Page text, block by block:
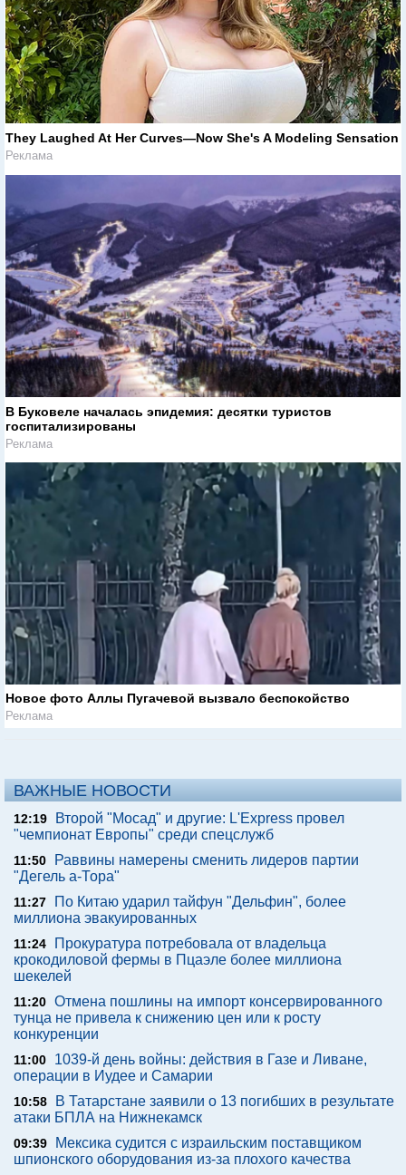
They Laughed At Her Curves—Now She's A Modeling Sensation
Реклама
В Буковеле началась эпидемия: десятки туристов
госпитализированы
Реклама
Новое фото Аллы Пугачевой вызвало беспокойство
Реклама
ВАЖНЫЕ НОВОСТИ
12:19
Второй "Мосад" и другие: L'Express провел
"чемпионат Европы" среди спецслужб
11:50
Раввины намерены сменить лидеров партии
"Дегель а-Тора"
11:27
По Китаю ударил тайфун "Дельфин", более
миллиона эвакуированных
11:24
Прокуратура потребовала от владельца
крокодиловой фермы в Пцаэле более миллиона
шекелей
11:20 Отмена пошлины на импорт консервированного
тунца не привела к снижению цен или к росту
конкуренции
11:00
1039-й день войны: действия в Газе и Ливане,
операции в Иудее и Самарии
10:58
В Татарстане заявили о 13 погибших в результате
атаки БПЛА на Нижнекамск
09:39
Мексика судится с израильским поставщиком
шпионского оборудования из-за плохого качества